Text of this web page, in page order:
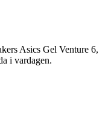
Asics Gel Venture 6,
i vardagen.